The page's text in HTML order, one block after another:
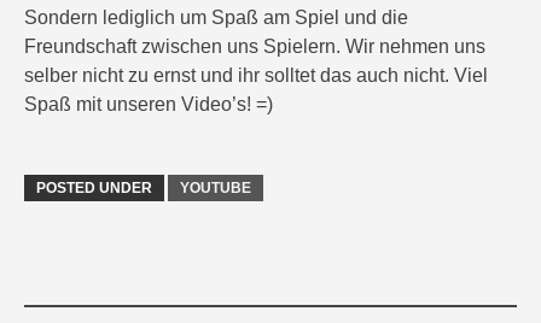
Sondern lediglich um Spaß am Spiel und die
Freundschaft zwischen uns Spielern. Wir nehmen uns
selber nicht zu ernst und ihr solltet das auch nicht. Viel
Spaß mit unseren Video’s! =)
POSTED UNDER YOUTUBE